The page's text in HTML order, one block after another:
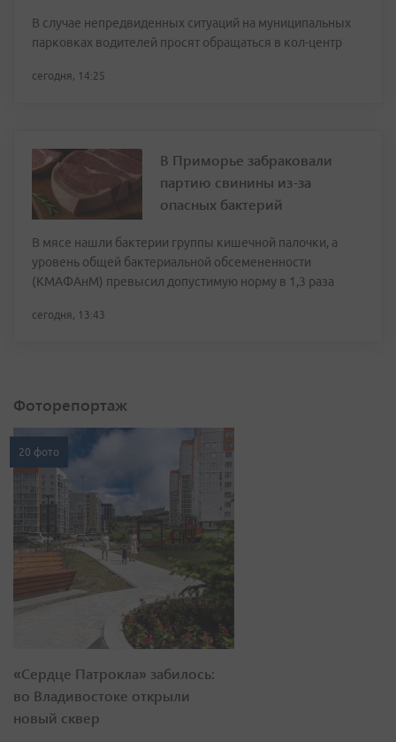
В случае непредвиденных ситуаций на муниципальных
парковках водителей просят обращаться в кол-центр
сегодня, 14:25
В Приморье забраковали
партию свинины из-за
опасных бактерий
В мясе нашли бактерии группы кишечной палочки, а
уровень общей бактериальной обсемененности
(КМАФАнМ) превысил допустимую норму в 1,3 раза
сегодня, 13:43
Фоторепортаж
20 фото
«Сердце Патрокла» забилось:
во Владивостоке открыли
новый сквер